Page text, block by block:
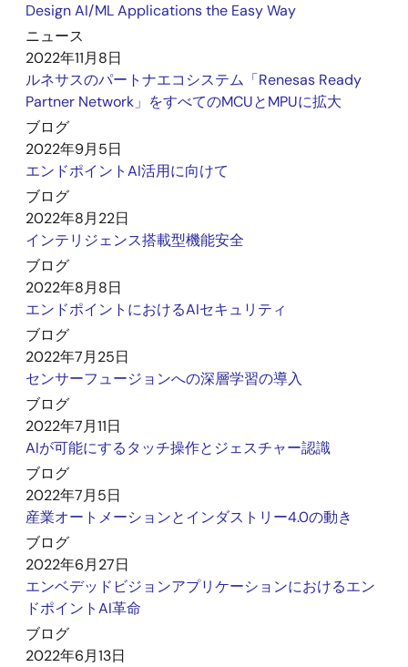
Design AI/ML Applications the Easy Way
ニュース
2022年11月8日
ルネサスのパートナエコシステム「Renesas Ready
Partner Network」をすべてのMCUとMPUに拡大
ブログ
2022年9月5日
エンドポイントAI活用に向けて
ブログ
2022年8月22日
インテリジェンス搭載型機能安全
ブログ
2022年8月8日
エンドポイントにおけるAIセキュリティ
ブログ
2022年7月25日
センサーフュージョンへの深層学習の導入
ブログ
2022年7月11日
AIが可能にするタッチ操作とジェスチャー認識
ブログ
2022年7月5日
産業オートメーションとインダストリー4.0の動き
ブログ
2022年6月27日
エンベデッドビジョンアプリケーションにおけるエン
ドポイントAI革命
ブログ
2022年6月13日